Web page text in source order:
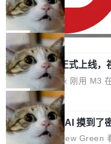
细节优化 详情查看：
on/soloncode/releases/
旗舰 Sol 没降，但加了一
倍速度，2 倍价格，智商不
市场竞争，不是清库存，是
了。 这事分两步。第一步
Sol 部署上线。第二步，让
己去优化自己的推理基础设
和 Gluon 两种 GPU 编程语
的 GPU 内核，找出了哪...
DeepSeek-V4-Flash 官
式上线公测
DeepSeek V4 Flash 正式
结构和参数规模没变，还
3B、100 万 token 上下文
练。但改完之后，Agent 能
的 Pro Preview 给干了。
全部反超。Terminal
2.7，DeepSWE 从 7.3 涨
ullStack 从 37.0 涨到 68.7
ash 型号干翻了三个月前代
局
MiniMax H3 正式上线，
始玩全模态了
上个月 MiniMax 刚用 M3
波存在感，今天 H3 来了
型，而且承诺几天内开源权
H3 接受文本、图像、视频
输入（它叫多模态上下文）
局
Anthropic 的 AI 摸到了
密码学家 Matthew Green